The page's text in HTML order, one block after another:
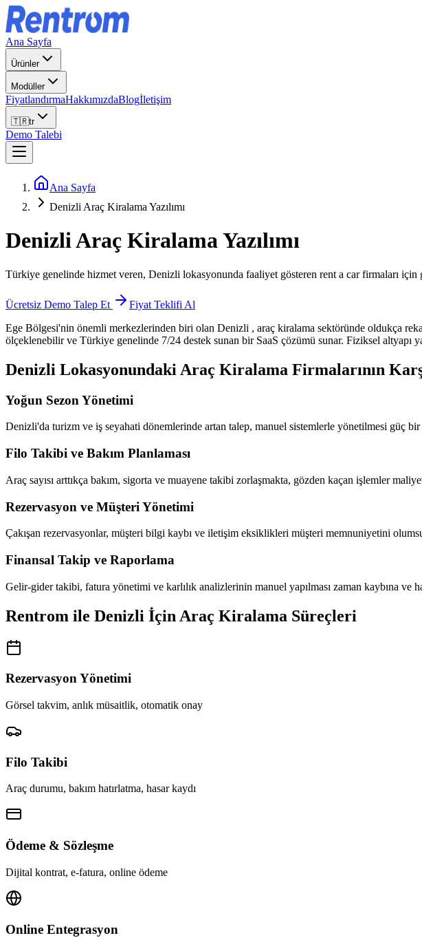
Ana Sayfa
Ürünler
Modüller
FiyatlandırmaHakkımızdaBlogİletişim
🇹🇷tr
Demo Talebi
Ana Sayfa
Denizli Araç Kiralama Yazılımı
DenizliAraç Kiralama Yazılımı
Türkiye genelinde hizmet veren, Denizli lokasyonunda faaliyet gösteren rent a car firmaları için
Ücretsiz Demo Talep Et
Fiyat Teklifi Al
Ege Bölgesi'nin önemli merkezlerinden biri olan Denizli , araç kiralama sektöründe oldukça
ölçeklenebilir ve Türkiye genelinde 7/24 destek sunan bir SaaS çözümü sunar. Fiziksel altyapı
Denizli Lokasyonundaki Araç Kiralama Firmalarının
Yoğun Sezon Yönetimi
Denizli'da turizm ve iş seyahati dönemlerinde artan talep, manuel sistemlerle yönetilmesi güç
Filo Takibi ve Bakım Planlaması
Araç sayısı arttıkça bakım, sigorta ve muayene takibi zorlaşmakta, gözden kaçan işlemler
Rezervasyon ve Müşteri Yönetimi
Çakışan rezervasyonlar, müşteri bilgi kaybı ve iletişim eksiklikleri müşteri memnuniyetini
Finansal Takip ve Raporlama
Gelir-gider takibi, fatura yönetimi ve karlılık analizlerinin manuel yapılması zaman kaybına ve
Rentrom ile Denizli İçin Araç Kiralama Süreçleri
Rezervasyon Yönetimi
Görsel takvim, anlık müsaitlik, otomatik onay
Filo Takibi
Araç durumu, bakım hatırlatma, hasar kaydı
Ödeme & Sözleşme
Dijital kontrat, e-fatura, online ödeme
Online Entegrasyon